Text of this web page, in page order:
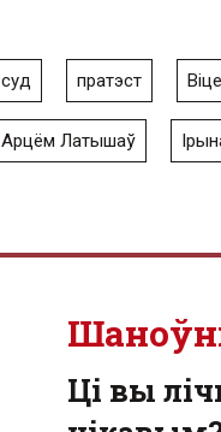
суд пратэст
Арцём Латышаў
Ці вы